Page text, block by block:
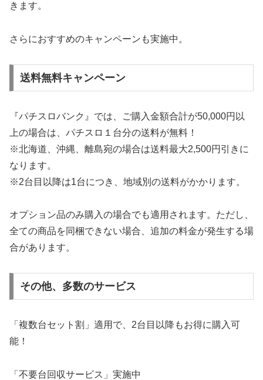
きます。
さらにおすすめのキャンペーンも実施中。
送料無料キャンペーン
『パチスロバンク』では、ご購入金額合計が50,000円以
上の場合は、パチスロ１台分の送料が無料！
※北海道、沖縄、離島宛の場合は送料最大2,500円引きに
なります。
※2台目以降は1台につき、地域別の送料がかかります。
オプション品のみ購入の場合でも適用されます。ただし、
全ての商品を同梱できない場合、追加の料金が発生する場
合があります。
その他、多数のサービス
「複数台セット割」適用で、2台目以降もお得に購入可
能！
「不要台回収サービス」実施中